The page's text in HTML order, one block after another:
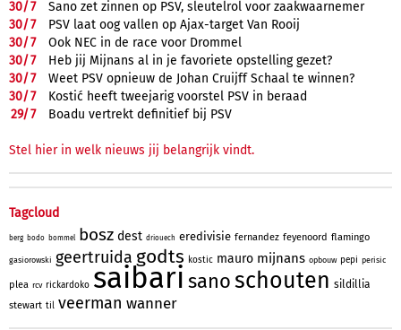
30/7
Sano zet zinnen op PSV, sleutelrol voor zaakwaarnemer
30/7
PSV laat oog vallen op Ajax-target Van Rooij
30/7
Ook NEC in de race voor Drommel
30/7
Heb jij Mijnans al in je favoriete opstelling gezet?
30/7
Weet PSV opnieuw de Johan Cruijff Schaal te winnen?
30/7
Kostić heeft tweejarig voorstel PSV in beraad
29/7 Boadu vertrekt definitief bij PSV
Stel hier in welk nieuws jij belangrijk vindt.
Tagcloud
berg bodo bommel bosz dest driouech eredivisie fernandez feyenoord flamingo
gasiorowski geertruida godts kostic mauro mijnans opbouw pepi perisic
plea rcv rickardoko saibari sanoschouten sildillia
stewart til veerman wanner